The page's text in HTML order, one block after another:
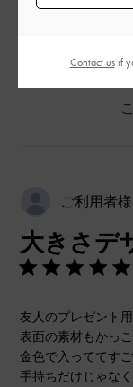
ご利用者様
大きさデ
友人のプレゼント
表面の素材もかっこ
金色で入っててす
手持ちだけじゃな
Contact usif